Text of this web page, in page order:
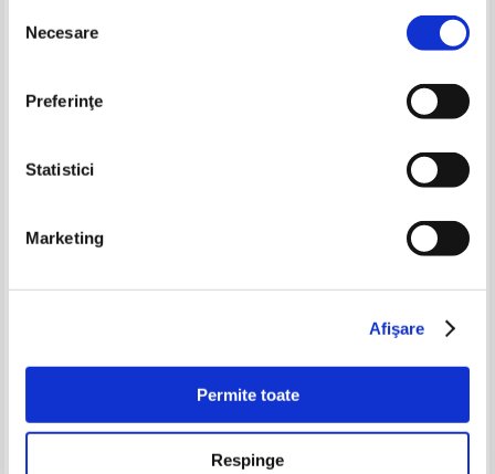
consimțământului
Necesare
Preferinţe
Statistici
Marketing
Afişare
Permite toate
Respinge
Sorj Chalandon - Le jour d'avant